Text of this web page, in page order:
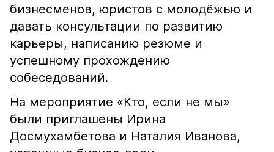
бизнесменов, юристов с молодёжью и
давать консультации по развитию
карьеры, написанию резюме и
успешному прохождению
собеседований.
На мероприятие «Кто, если не мы»
были приглашены Ирина
Досмухамбетова и Наталия Иванова,